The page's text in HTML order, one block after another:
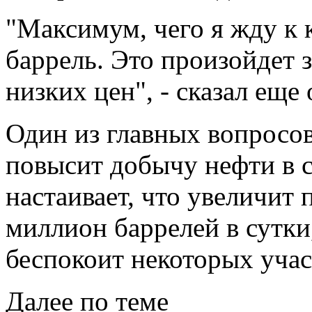
"Максимум, чего я жду к
баррель. Это произойдет
низких цен", - сказал
Один из главных
повысит добычу нефти в
настаивает, что
миллион баррелей в
беспокоит некоторых
Далее по теме